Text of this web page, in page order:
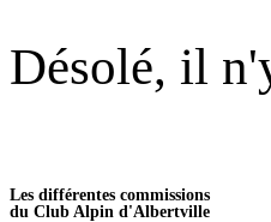
Désolé, il
Les différentes commissions
du Club Alpin d'Albertville